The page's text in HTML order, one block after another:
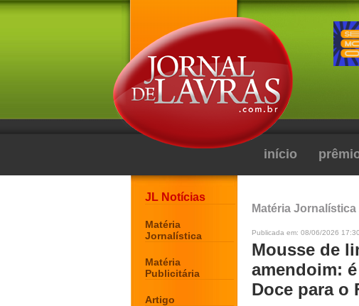
início
JL Notícias
Matéria
Jornalística
Matéria
Publicitária
Artigo
Matéria Jornalística
Publicada em: 08/06/2026
Mousse de
amendoim:
Doce para o